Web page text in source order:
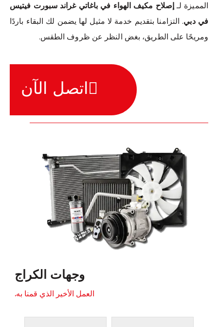
المميزة لـإصلاح مكيف الهواء في باغاتي غراند سبورت فيتيس
في دبي. التزامنا بتقديم خدمة لا مثيل لها يضمن لك البقاء باردًا
ومريحًا على الطريق، بغض النظر عن ظروف الطقس.
اتصل الآن
وجهات الكراج
العمل الأخير الذي قمنا به.